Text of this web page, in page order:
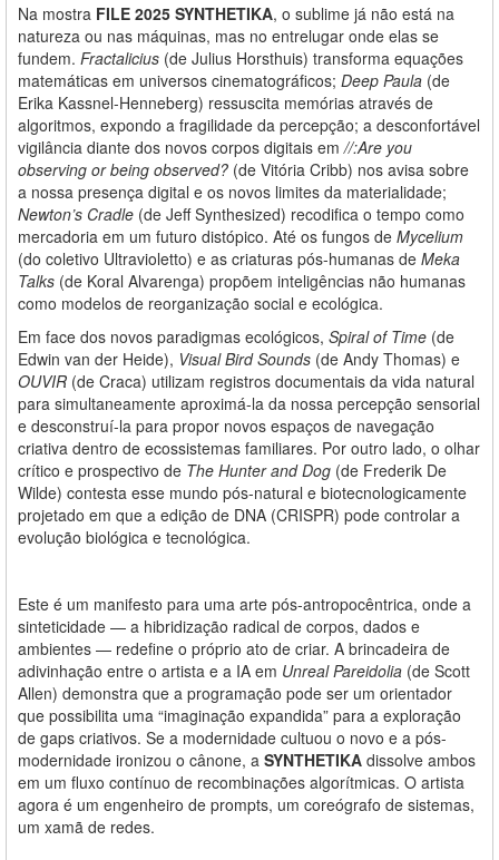
Na mostra FILE 2025 SYNTHETIKA, o sublime já não está na
natureza ou nas máquinas, mas no entrelugar onde elas se
fundem. Fractalicius (de Julius Horsthuis) transforma equações
matemáticas em universos cinematográficos; Deep Paula (de
Erika Kassnel-Henneberg) ressuscita memórias através de
algoritmos, expondo a fragilidade da percepção; a desconfortável
vigilância diante dos novos corpos digitais em//:Are you
observing or being observed? (de Vitória Cribb) nos avisa sobre
a nossa presença digital e os novos limites da materialidade;
Newton’s Cradle (de Jeff Synthesized) recodifica o tempo como
mercadoria em um futuro distópico. Até os fungos de Mycelium
(do coletivo Ultravioletto) e as criaturas pós-humanas de Meka
Talks (de Koral Alvarenga) propõem inteligências não humanas
como modelos de reorganização social e ecológica.
Em face dos novos paradigmas ecológicos, Spiral of Time (de
Edwin van der Heide), Visual Bird Sounds (de Andy Thomas) e
OUVIR (de Craca) utilizam registros documentais da vida natural
para simultaneamente aproximá-la da nossa percepção sensorial
e desconstruí-la para propor novos espaços de navegação
criativa dentro de ecossistemas familiares. Por outro lado, o olhar
crítico e prospectivo de The Hunter and Dog (de Frederik De
Wilde) contesta esse mundo pós-natural e biotecnologicamente
projetado em que a edição de DNA (CRISPR) pode controlar a
evolução biológica e tecnológica.
Este é um manifesto para uma arte pós-antropocêntrica, onde a
sinteticidade — a hibridização radical de corpos, dados e
ambientes — redefine o próprio ato de criar. A brincadeira de
adivinhação entre o artista e a IA em Unreal Pareidolia (de Scott
Allen) demonstra que a programação pode ser um orientador
que possibilita uma “imaginação expandida” para a exploração
de gaps criativos. Se a modernidade cultuou o novo e a pós-
modernidade ironizou o cânone, a SYNTHETIKA dissolve ambos
em um fluxo contínuo de recombinações algorítmicas. O artista
agora é um engenheiro de prompts, um coreógrafo de sistemas,
um xamã de redes.